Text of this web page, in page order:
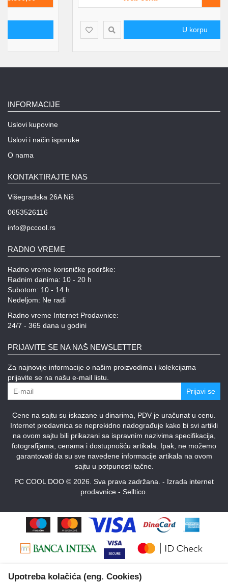
INFORMACIJE
Uslovi kupovine
Uslovi i način isporuke
O nama
KONTAKTIRAJTE NAS
Višegradska 26A Niš
0653526116
info@pccool.rs
RADNO VREME
Radno vreme korisničke podrške:
Radnim danima: 10 - 20 h
Subotom: 10 - 14 h
Nedeljom: Ne radi
Radno vreme Internet Prodavnice:
24/7 - 365 dana u godini
PRIJAVITE SE NA NAŠ NEWSLETTER
Za najnovije informacije o našim proizvodima i kolekcijama
prijavite se na našu e-mail listu.
Prijavi se
Cene na sajtu su iskazane u dinarima, PDV je uračunat u cenu.
Internet prodavnica se neprekidno nadograđuje kako bi svi artikli
na ovom sajtu bili prikazani sa ispravnim nazivima specifikacija,
fotografijama, cenama i dostupnošću artikala. Ipak, ne možemo
garantovati da su sve navedene informacije artikala na ovom
sajtu u potpunosti tačne.
PC COOL DOO © 2026. Sva prava zadržana. - Izrada internet
prodavnice - Selltico.
Upotreba kolačića (eng. Cookies)